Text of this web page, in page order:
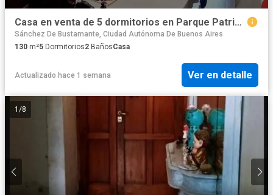
Casa en venta de 5 dormitorios en Parque Patricios
Sánchez De Bustamante, Ciudad Autónoma De Buenos Aires
130 m²5 Dormitorios2 BañosCasa
Actualizado hace 1 semana Ver en detalle
1 /8